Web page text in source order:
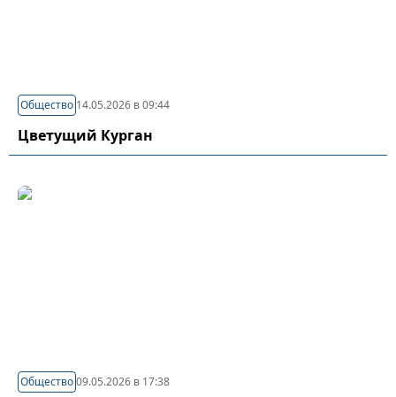
Общество 14.05.2026 в 09:44
Цветущий Курган
Общество09.05.2026 в 17:38